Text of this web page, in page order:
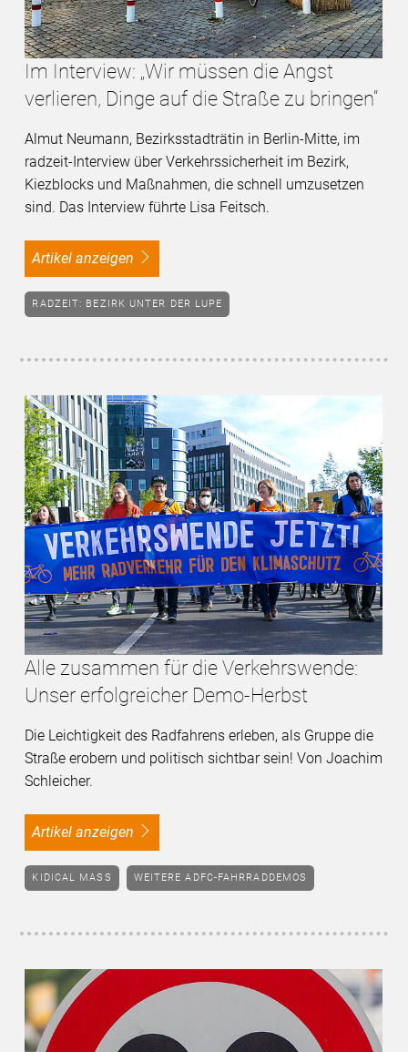
Im Interview: „Wir müssen die Angst
verlieren, Dinge auf die Straße zu bringen“
Almut Neumann, Bezirksstadträtin in Berlin-Mitte, im
radzeit-Interview über Verkehrssicherheit im Bezirk,
Kiezblocks und Maßnahmen, die schnell umzusetzen
sind. Das Interview führte Lisa Feitsch.
Artikel anzeigen
RADZEIT: BEZIRK UNTER DER LUPE
Alle zusammen für die Verkehrswende:
Unser erfolgreicher Demo-Herbst
Die Leichtigkeit des Radfahrens erleben, als Gruppe die
Straße erobern und politisch sichtbar sein! Von Joachim
Schleicher.
Artikel anzeigen
KIDICAL MASS WEITERE ADFC-FAHRRADDEMOS